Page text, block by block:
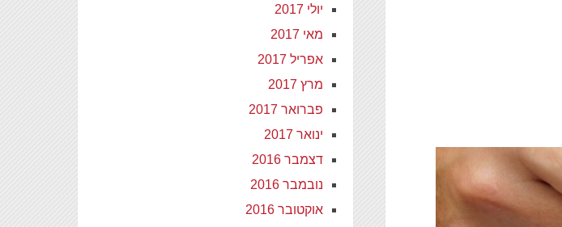
יולי 2017
מאי 2017
אפריל 2017
מרץ 2017
פברואר 2017
ינואר 2017
דצמבר 2016
נובמבר 2016
אוקטובר 2016